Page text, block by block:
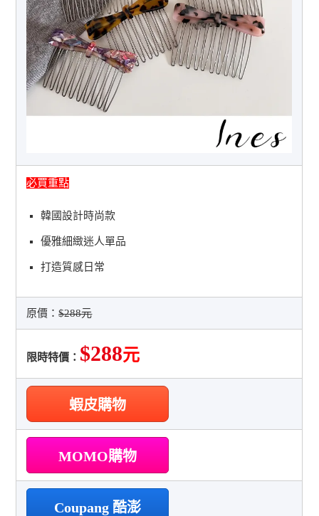
必買重點
韓國設計時尚款
優雅細緻迷人單品
打造質感日常
原價：$288元
限時特價： $288元
蝦皮購物
MOMO購物
Coupang 酷澎